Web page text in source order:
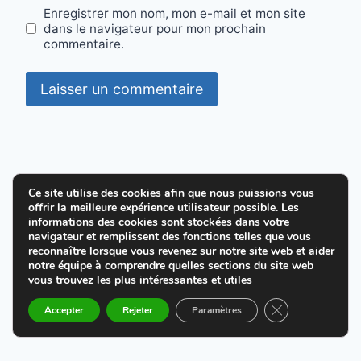
intérieur à ce qui détruit, pour préserver la source
de vie et de joie que Dieu y a mise.
l’autre
Souvent nous pensons aider l’autre en lui
rendant la vie facile, même si cela complique la
nôtre. Il est tellement plus facile de faire les
lacets à son enfant que de lui apprendre à les
faire lui-même. Mais nous lui enlevons ainsi la
Enregistrer mon nom, mon e-mail et mon site
dans le navigateur pour mon prochain
commentaire.
© 2026 Cultiver la joie en Dieu - Thème
WordPress parKadence WP
Politique de confidentialité
Conditions Générales de vente
Ce site utilise des cookies afin que nous puissions vous
offrir la meilleure expérience utilisateur possible. Les
informations des cookies sont stockées dans votre
navigateur et remplissent des fonctions telles que vous
reconnaître lorsque vous revenez sur notre site web et aider
notre équipe à comprendre quelles sections du site web
vous trouvez les plus intéressantes et utiles
Accepter Rejeter Paramètres Fermer la